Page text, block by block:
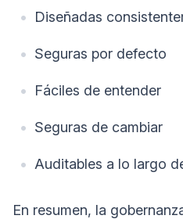
Diseñadas
Seguras por defecto
Fáciles de entender
Seguras de cambiar
Auditables a lo largo
En resumen, la